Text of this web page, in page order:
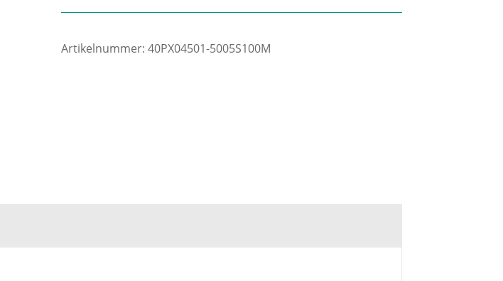
Artikelnummer:40PX04501-5005S100M